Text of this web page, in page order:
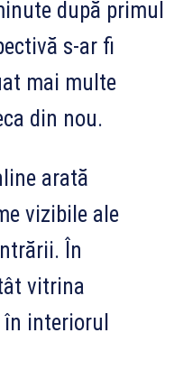
după primul
s-ar fi
mai multe
din nou.
arată
vizibile ale
În
vitrina
interiorul